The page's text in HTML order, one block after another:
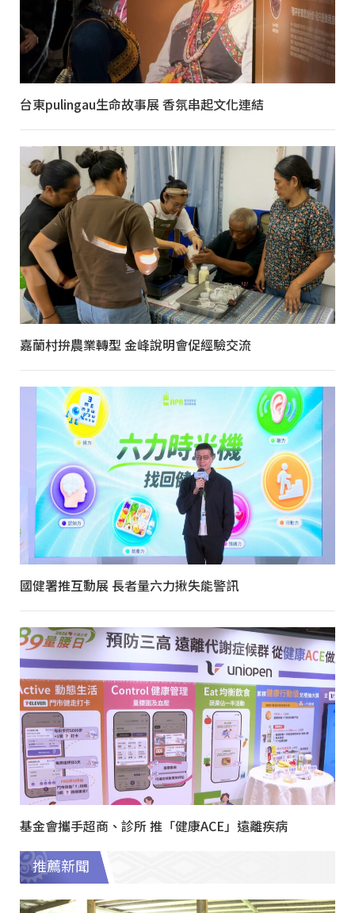
台東pulingau生命故事展 香氛串起文化連結
嘉蘭村拚農業轉型 金峰說明會促經驗交流
國健署推互動展 長者量六力揪失能警訊
基金會攜手超商、診所 推「健康ACE」遠離疾病
推薦新聞